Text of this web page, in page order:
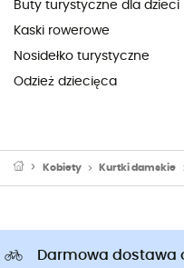
Buty turystyczne dla dzieci
Kaski rowerowe
Nosidełko turystyczne
Odzież dziecięca
Kobiety Kurtki damskie
Darmowa dostawa